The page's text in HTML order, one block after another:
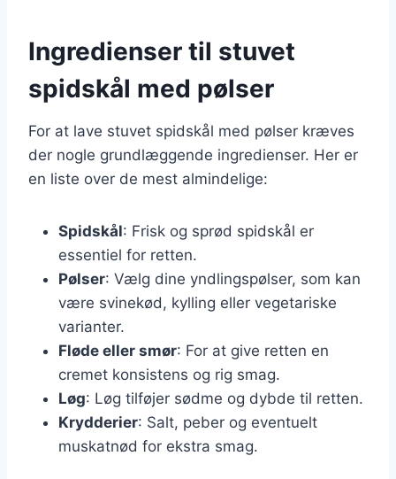
Ingredienser til stuvet
spidskål med pølser
For at lave stuvet spidskål med pølser kræves
der nogle grundlæggende ingredienser. Her er
en liste over de mest almindelige:
Spidskål: Frisk og sprød spidskål er
essentiel for retten.
Pølser: Vælg dine yndlingspølser, som kan
være svinekød, kylling eller vegetariske
varianter.
Fløde eller smør: For at give retten en
cremet konsistens og rig smag.
Løg: Løg tilføjer sødme og dybde til retten.
Krydderier: Salt, peber og eventuelt
muskatnød for ekstra smag.